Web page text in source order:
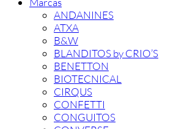
ANDANINES
ATXA
B&W
BLANDITOS by CRIO’S
BENETTON
BIOTECNICAL
CIRQUS
CONFETTI
CONGUITOS